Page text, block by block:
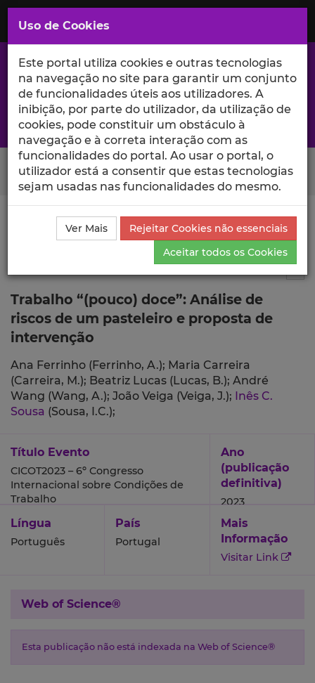
Saltar
para
Conteúdo
Principal
A excelência da investigação e ciência no Iscte
Search Button
Ciência_Iscte Comunicações
Descrição Detalhada
da Comunicação
Trabalho “(pouco) doce”: Análise de
riscos de um pasteleiro e proposta de
intervenção
Ana Ferrinho (Ferrinho, A.); Maria Carreira
(Carreira, M.); Beatriz Lucas (Lucas, B.); André
Wang (Wang, A.); João Veiga (Veiga, J.); Inês C.
Sousa (Sousa, I.C.);
Título Evento
CICOT2023 – 6º Congresso
Internacional sobre Condições de
Trabalho
Ano
(publicação
definitiva)
2023
Língua
Português
País
Portugal
Mais
Informação
Visitar Link
Web of Science®
Esta publicação não está indexada na Web of Science®
Uso de Cookies
Este portal utiliza cookies e outras tecnologias
na navegação no site para garantir um conjunto
de funcionalidades úteis aos utilizadores. A
inibição, por parte do utilizador, da utilização de
cookies, pode constituir um obstáculo à
navegação e à correta interação com as
funcionalidades do portal. Ao usar o portal, o
utilizador está a consentir que estas tecnologias
sejam usadas nas funcionalidades do mesmo.
Ver Mais
Rejeitar Cookies não essenciais
Aceitar todos os Cookies